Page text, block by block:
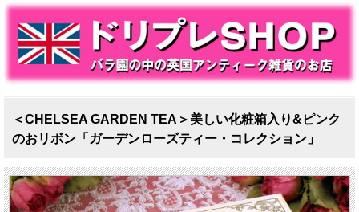
＜CHELSEA GARDEN TEA＞美しい化粧箱入り&ピンク
のおリボン「ガーデンローズティー・コレクション」